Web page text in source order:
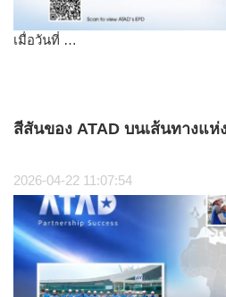
เมื่อวันที่ …
สีสันของ ATAD บนเส้นทางแห่
2026-04-22 11:07:54